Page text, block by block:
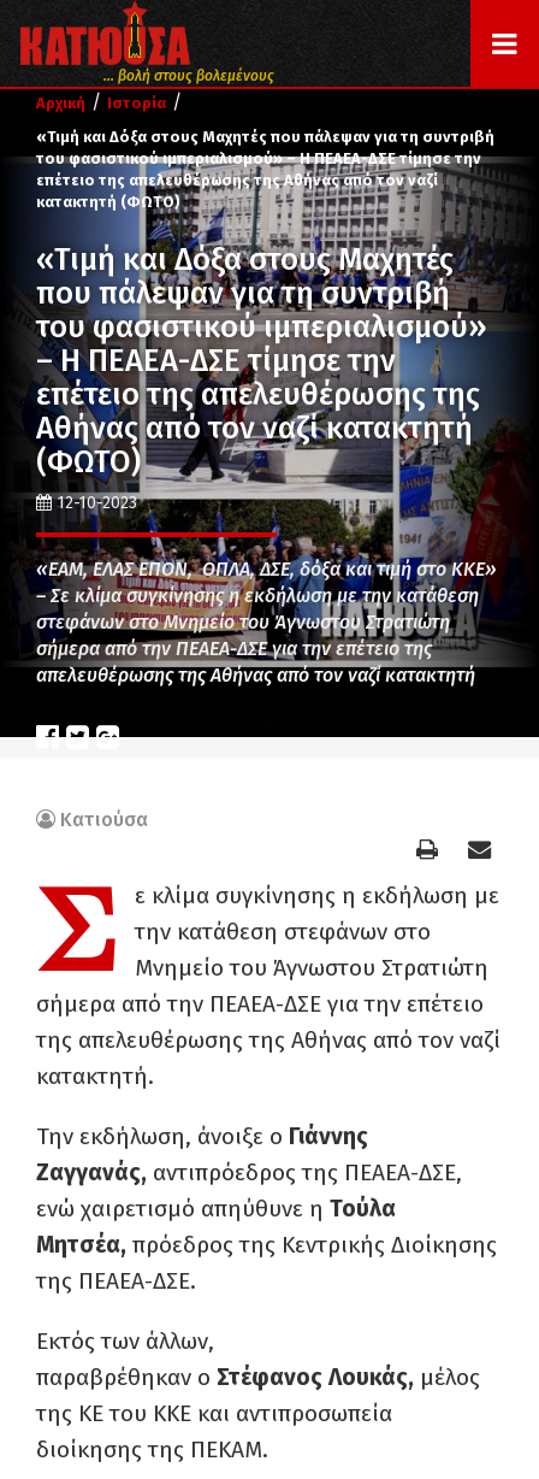
... βολή στους βολεμένους
Αρχική / Ιστορία /
«Τιμή και Δόξα στους Μαχητές που πάλεψαν για τη συντριβή
του φασιστικού ιμπεριαλισμού» – Η ΠΕΑΕΑ-ΔΣΕ τίμησε την
επέτειο της απελευθέρωσης της Αθήνας από τον ναζί
κατακτητή (ΦΩΤΟ)
«Τιμή και Δόξα στους Μαχητές
που πάλεψαν για τη συντριβή
του φασιστικού ιμπεριαλισμού»
– Η ΠΕΑΕΑ-ΔΣΕ τίμησε την
επέτειο της απελευθέρωσης της
Αθήνας από τον ναζί κατακτητή
(ΦΩΤΟ)
12-10-2023
«ΕΑΜ, ΕΛΑΣ ΕΠΟΝ, ΟΠΛΑ, ΔΣΕ, δόξα και τιμή στο ΚΚΕ»
– Σε κλίμα συγκίνησης η εκδήλωση με την κατάθεση
στεφάνων στο Μνημείο του Άγνωστου Στρατιώτη
σήμερα από την ΠΕΑΕΑ-ΔΣΕ για την επέτειο της
απελευθέρωσης της Αθήνας από τον ναζί κατακτητή
Κατιούσα
Σ
ε κλίμα συγκίνησης η εκδήλωση με
την κατάθεση στεφάνων στο
Μνημείο του Άγνωστου Στρατιώτη
σήμερα από την ΠΕΑΕΑ-ΔΣΕ για την επέτειο
της απελευθέρωσης της Αθήνας από τον ναζί
κατακτητή.
Την εκδήλωση, άνοιξε ο Γιάννης
Ζαγγανάς, αντιπρόεδρος της ΠΕΑΕΑ-ΔΣΕ,
ενώ χαιρετισμό απηύθυνε η Τούλα
Μητσέα, πρόεδρος της Κεντρικής Διοίκησης
της ΠΕΑΕΑ-ΔΣΕ.
Εκτός των άλλων,
παραβρέθηκαν ο Στέφανος Λουκάς, μέλος
της ΚΕ του ΚΚΕ και αντιπροσωπεία
διοίκησης της ΠΕΚΑΜ.